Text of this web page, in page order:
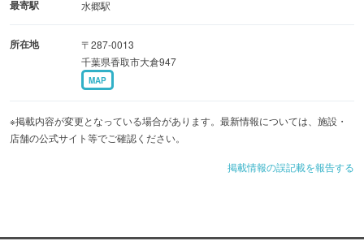
最寄駅 水郷駅
所在地
〒287-0013
千葉県香取市大倉947
MAP
※掲載内容が変更となっている場合があります。最新情報については、施設・
店舗の公式サイト等でご確認ください。
掲載情報の誤記載を報告する